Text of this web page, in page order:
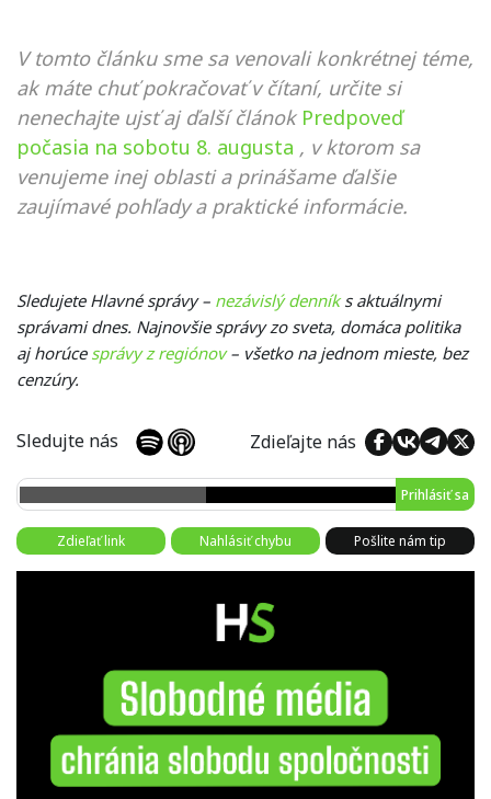
V tomto článku sme sa venovali konkrétnej téme,
ak máte chuť pokračovať v čítaní, určite si
nenechajte ujsť aj ďalší článok Predpoveď
počasia na sobotu 8. augusta , v ktorom sa
venujeme inej oblasti a prinášame ďalšie
zaujímavé pohľady a praktické informácie.
Sledujete Hlavné správy – nezávislý denníks aktuálnymi
správami dnes. Najnovšie správy zo sveta, domáca politika
aj horúce správy z regiónov– všetko na jednom mieste, bez
cenzúry.
Sledujte nás Zdieľajte nás
Prihlásiť sa
Zdieľať link Nahlásiť chybu Pošlite nám tip